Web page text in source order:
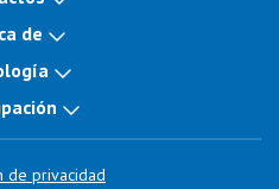
de
de privacidad